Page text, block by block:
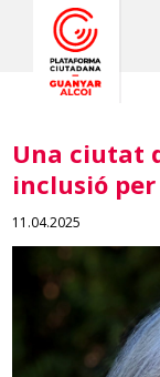
Una ciutat
inclusió
11.04.2025